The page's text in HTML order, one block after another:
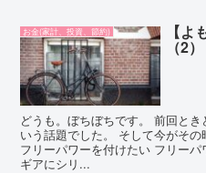
お金(家計、投資、節約) 【
（2）
どうも。ぼちぼちです。 前回と
いう話題でした。 そして今がその
フリーパワーを付けたい フリー
ギアにシリ...